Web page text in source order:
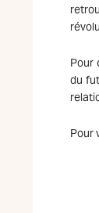
Pour
du
Pour